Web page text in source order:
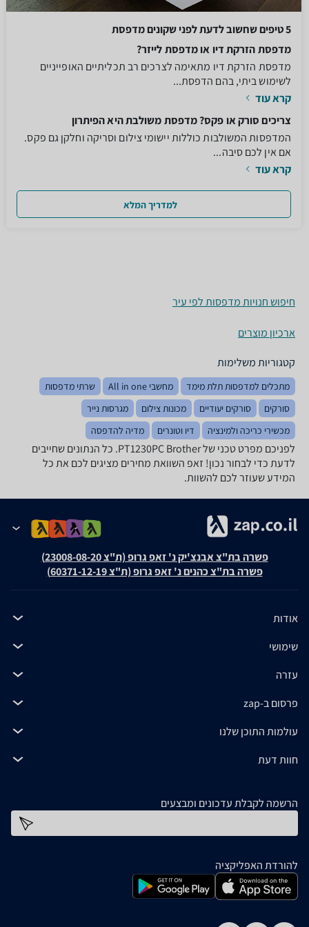
5 טיפים שחשוב לדעת לפני שקונים מדפסת
מדפסת הזרקת דיו או מדפסת לייזר?
מדפסת הזרקת דיו מתאימה לצרכים רב תכליתיים האופייניים
לשימוש ביתי, בהם הדפסת...
קרא עוד
צריכים סורק או פקס? מדפסת משולבת היא הפיתרון
המדפסות המשולבות כוללות יישומי צילום וסריקה וחלקן גם פקס.
אם אין לכם סיבה...
קרא עוד
למדריך המלא
חיפוש חנויות מדפסות לפי עיר
ארכיון מוצרים
קטגוריות משלימות
מתכלים למדפסות תלת מימד מחשבי All in one
שרתי מדפסות
סורקים
סורקים יעודיים מכונות צילום
מגרסות נייר
מכשירי כריכה ולמינציה
דיו וטונרים מדיה להדפסה
לפניכם מפרט טכני של PT1230PC Brother. כל הנתונים שחייבים
לדעת כדי לבחור נכון! זאפ השוואת מחירים מציגים לכם את כל
המידע שעוזר לכם להשוות.
פשרה בת"צ אבנצ'יק נ' זאפ גרופ (ת"צ 23008-08-20)
פשרה בת"צ כהנים נ' זאפ גרופ (ת"צ 60371-12-19)
אודות
שימושי
עזרה
פרסום ב-zap
עולמות התוכן שלנו
חוות דעת
הרשמה לקבלת עדכונים ומבצעים
להורדת האפליקציה